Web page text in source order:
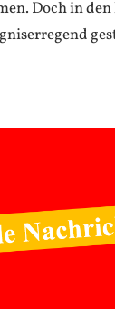
Doch in